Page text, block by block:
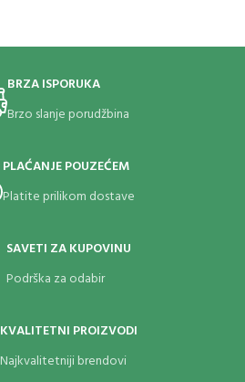
BRZA ISPORUKA
Brzo slanje porudžbina
PLAĆANJE POUZEĆEM
Platite prilikom dostave
SAVETI ZA KUPOVINU
Podrška za odabir
KVALITETNI PROIZVODI
Najkvalitetniji brendovi